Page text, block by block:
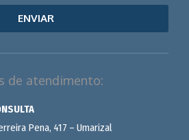
ENVIAR
de atendimento:
Pena, 417 – Umarizal